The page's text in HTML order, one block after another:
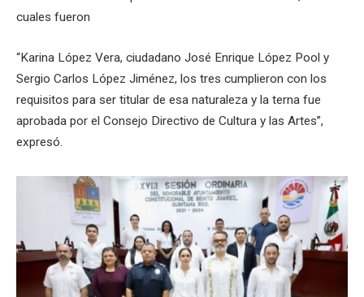
cuales fueron
“Karina López Vera, ciudadano José Enrique López Pool y
Sergio Carlos López Jiménez, los tres cumplieron con los
requisitos para ser titular de esa naturaleza y la terna fue
aprobada por el Consejo Directivo de Cultura y las Artes”,
expresó.